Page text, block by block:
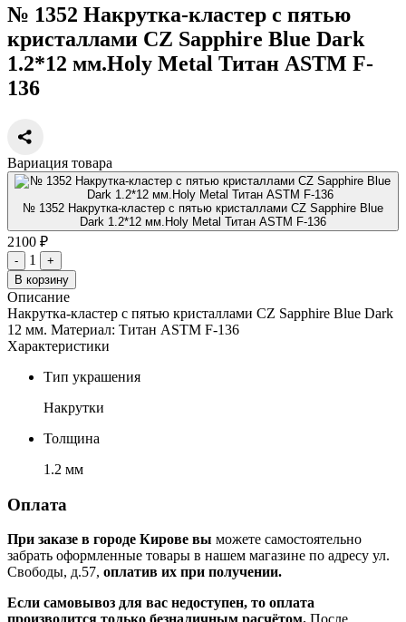
№ 1352 Накрутка-кластер с пятью
кристаллами CZ Sapphire Blue Dark
1.2*12 мм.Holy Metal Титан ASTM F-
136
Вариация товара
№ 1352 Накрутка-кластер с пятью кристаллами CZ Sapphire Blue
Dark 1.2*12 мм.Holy Metal Титан ASTM F-136
2100 ₽
- 1
+
В корзину
Описание
Накрутка-кластер с пятью кристаллами CZ Sapphire Blue Dark
12 мм. Материал: Титан ASTM F-136
Характеристики
Тип украшения
Накрутки
Толщина
1.2 мм
Оплата
При заказе в городе Кирове вы можете самостоятельно
забрать оформленные товары в нашем магазине по адресу ул.
Свободы, д.57, оплатив их при получении.
Если самовывоз для вас недоступен, то оплата